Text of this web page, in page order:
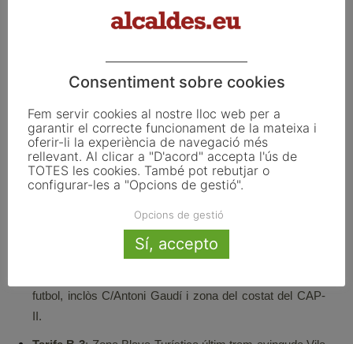
carrers que hi conflueixen de l’interior del barri, C/Senda
del Molí, Rosselló i Escales de l’Aigua.
S’Auguer: C/Sant Pere Pescador i C/Méndez Núñez.
Zona Blava d’Estiu amb Bonificacions per a vehicles
autoritzats :
: Zona Blava Turística passeig Catalunya -a
partir de la sortida del carrer Racó d’en Portas fins al
futbol, inclòs C/Antoni Gaudí i zona del costat del CAP-
II.
Consentiment sobre cookies
Fem servir cookies al nostre lloc web per a
garantir el correcte funcionament de la mateixa i
oferir-li la experiència de navegació més
rellevant. Al clicar a "D'acord" accepta l'ús de
TOTES les cookies. També pot rebutjar o
configurar-les a "Opcions de gestió".
Opcions de gestió
Sí, accepto